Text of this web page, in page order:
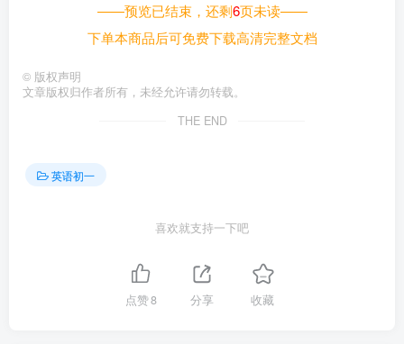
——预览已结束，还剩6页未读——
下单本商品后可免费下载高清完整文档
© 版权声明
文章版权归作者所有，未经允许请勿转载。
THE END
英语初一
喜欢就支持一下吧
点赞8 分享 收藏